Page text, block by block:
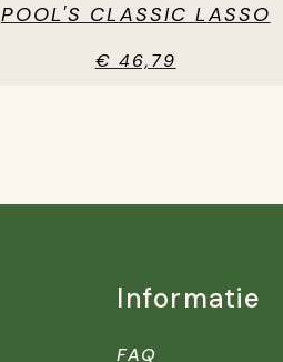
POOL'S CLASSIC LASSO
€ 46,79
Informatie
FAQ